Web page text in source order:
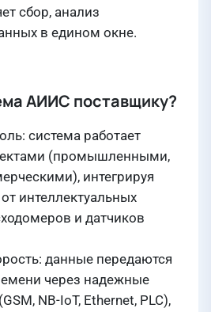
сбор, анализ
в едином окне.
АИИС поставщику?
система работает
(промышленными,
интегрируя
интеллектуальных
и датчиков
данные передаются
через надежные
NB-IoT, Ethernet, PLC),